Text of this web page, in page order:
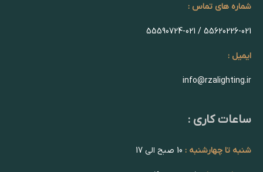
شماره های تماس :
55620226-021 / 55590724-021
ایمیل :
info@rzalighting.ir
ساعات کاری :
شنبه تا چهارشنبه :